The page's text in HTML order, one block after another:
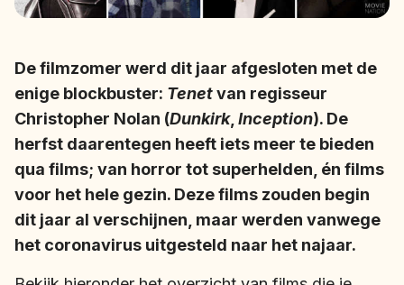
De filmzomer werd dit jaar afgesloten met de
enige blockbuster: Tenetvan regisseur
Christopher Nolan (Dunkirk,Inception). De
herfst daarentegen heeft iets meer te bieden
qua films; van horror tot superhelden, én films
voor het hele gezin. Deze films zouden begin
dit jaar al verschijnen, maar werden vanwege
het coronavirus uitgesteld naar het najaar.